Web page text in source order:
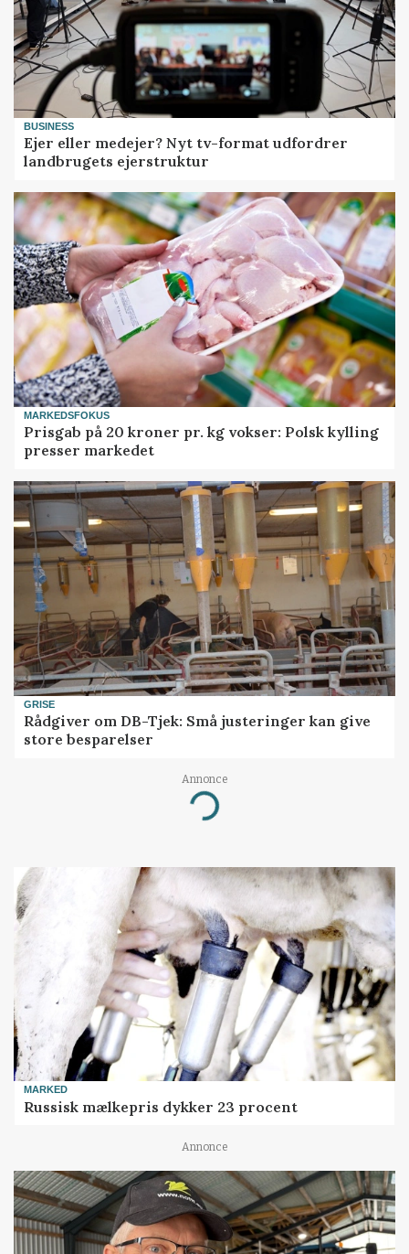
BUSINESS
Ejer eller medejer? Nyt tv-format udfordrer
landbrugets ejerstruktur
MARKEDSFOKUS
Prisgab på 20 kroner pr. kg vokser: Polsk kylling
presser markedet
GRISE
Rådgiver om DB-Tjek: Små justeringer kan give
store besparelser
Annonce
Loading...
MARKED
Russisk mælkepris dykker 23 procent
Annonce